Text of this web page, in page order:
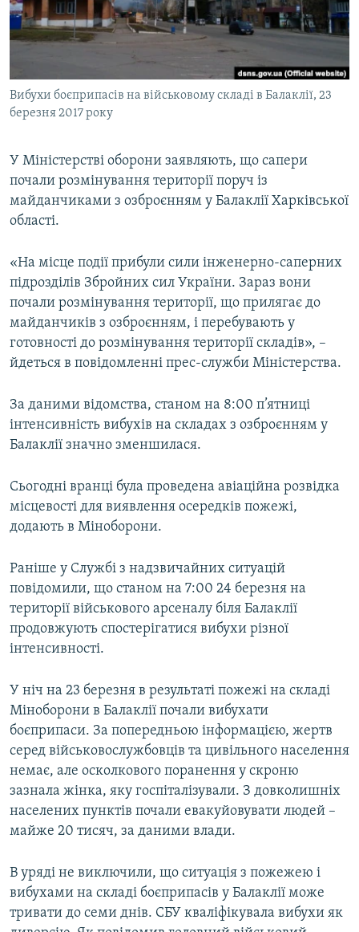
ВІДЕОУРОКИ «ELIFBE»
СВІДЧЕННЯ ОКУПАЦІЇ
ІНФОГРАФІКА
Русский
ДОЛУЧАЙСЯ!
Усі сайти RFE/RL
Вибухи боєприпасів на військовому складі в Балаклії, 23
березня 2017 року
У Міністерстві оборони заявляють, що сапери
почали розмінування території поруч із
майданчиками з озброєнням у Балаклії Харківської
області.
«На місце події прибули сили інженерно-саперних
підрозділів Збройних сил України. Зараз вони
почали розмінування території, що прилягає до
майданчиків з озброєнням, і перебувають у
готовності до розмінування території складів», –
йдеться в повідомленні прес-служби Міністерства.
За даними відомства, станом на 8:00 п’ятниці
інтенсивність вибухів на складах з озброєнням у
Балаклії значно зменшилася.
Сьогодні вранці була проведена авіаційна розвідка
місцевості для виявлення осередків пожежі,
додають в Міноборони.
Раніше у Службі з надзвичайних ситуацій
повідомили, що станом на 7:00 24 березня на
території військового арсеналу біля Балаклії
продовжують спостерігатися вибухи різної
інтенсивності.
У ніч на 23 березня в результаті пожежі на складі
Міноборони в Балаклії почали вибухати
боєприпаси. За попередньою інформацією, жертв
серед військовослужбовців та цивільного населення
немає, але осколкового поранення у скроню
зазнала жінка, яку госпіталізували. З довколишніх
населених пунктів почали евакуйовувати людей –
майже 20 тисяч, за даними влади.
В уряді не виключили, що ситуація з пожежею і
вибухами на складі боєприпасів у Балаклії може
тривати до семи днів. СБУ кваліфікувала вибухи як